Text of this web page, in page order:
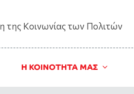
Kοινωνίας των Πολιτών
Η ΚΟΙΝΟΤΗΤΑ ΜΑΣ